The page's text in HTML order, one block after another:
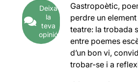
Deixa
la
teva
opinió
Gastropoètic,
perdre un
teatre: la trobada
entre poemes
d’un bon vi,
trobar-se i a